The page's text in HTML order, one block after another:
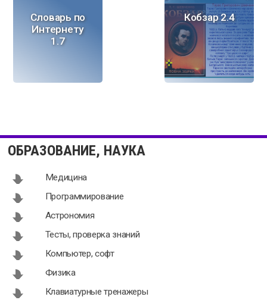
Словарь по
Интернету
1.7
Кобзар 2.4
2.3.0
ZondRes2D
ОБРАЗОВАНИЕ, НАУКА
Медицина
Программирование
Астрономия
Тесты, проверка знаний
Компьютер, софт
Физика
Клавиатурные тренажеры